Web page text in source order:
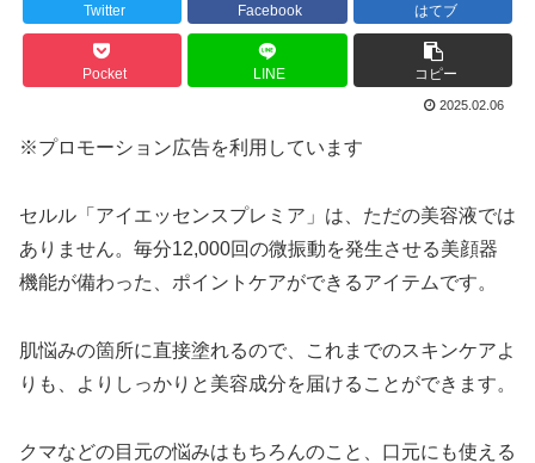
Twitter Facebook はてブ
Pocket LINE コピー
2025.02.06
※プロモーション広告を利用しています
セルル「アイエッセンスプレミア」は、ただの美容液では
ありません。毎分12,000回の微振動を発生させる美顔器
機能が備わった、ポイントケアができるアイテムです。
肌悩みの箇所に直接塗れるので、これまでのスキンケアよ
りも、よりしっかりと美容成分を届けることができます。
クマなどの目元の悩みはもちろんのこと、口元にも使える